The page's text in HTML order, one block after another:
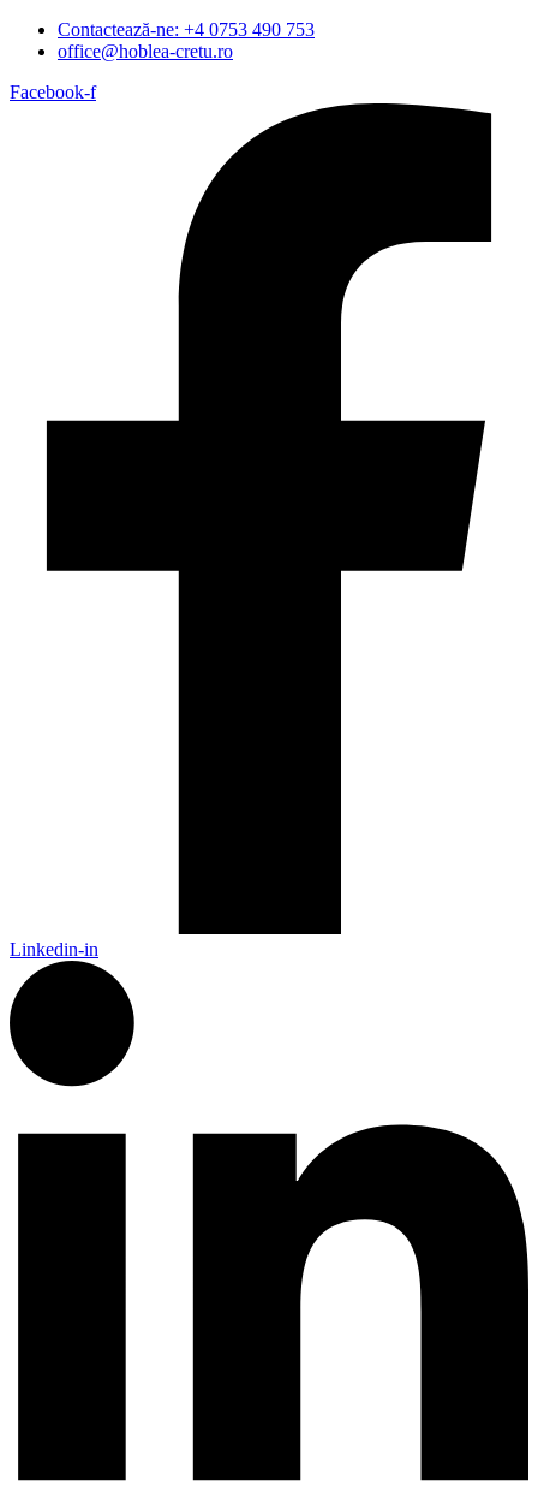
Contactează-ne: +4 0753 490 753
office@hoblea-cretu.ro
Facebook-f
Linkedin-in